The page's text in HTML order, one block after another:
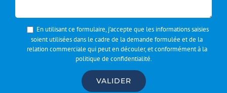
En utilisant ce formulaire, j’accepte que les informations saisies
soient utilisées dans le cadre de la demande formulée et de la
relation commerciale qui peut en découler, et conformément à la
politique de confidentialité.